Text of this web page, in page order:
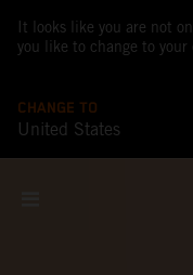
It looks like you are not
you like to change to
CHANGE TO
United States